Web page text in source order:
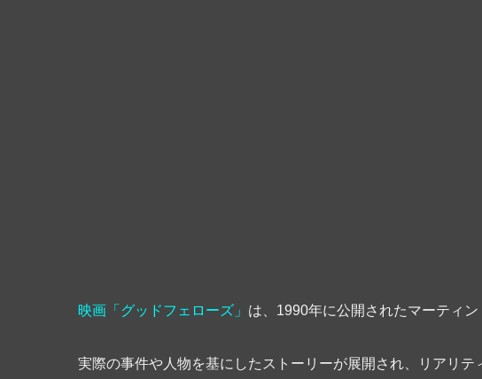
映画「グッドフェローズ」 は、1990年に公開されたマーティ
実際の事件や人物を基にしたストーリーが展開され、リアリテ